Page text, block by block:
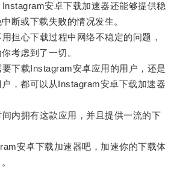
安卓下载加速器还能够提供稳
断或下载失败的情况发生。
心下载过程中网络不稳定的问题，
考虑到了一切。
载Instagram安卓应用的用户，还是
，都可以从Instagram安卓下载加速器
拥有这款应用，并且提供一流的下
安卓下载加速器吧，加速你的下载体